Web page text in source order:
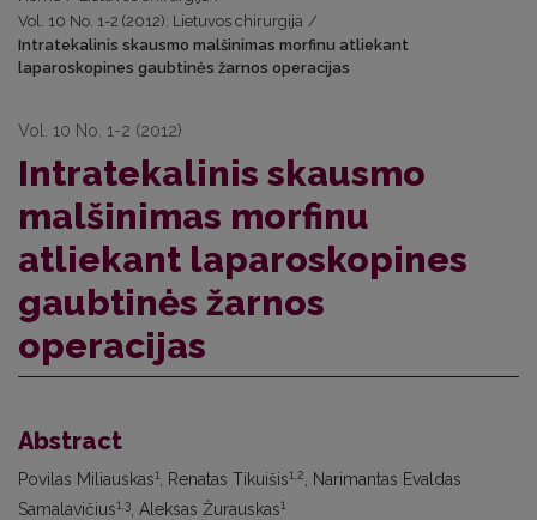
Vol. 10 No. 1-2 (2012): Lietuvos chirurgija /
Intratekalinis skausmo malšinimas morfinu atliekant
laparoskopines gaubtinės žarnos operacijas
Vol. 10 No. 1-2 (2012)
Intratekalinis skausmo
malšinimas morfinu
atliekant laparoskopines
gaubtinės žarnos
operacijas
Abstract
Povilas Miliauskas1 , Renatas Tikuišis1,2
, Narimantas Evaldas
Samalavičius1,3 , Aleksas Žurauskas1